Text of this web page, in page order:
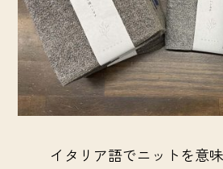
イタリア語でニットを意